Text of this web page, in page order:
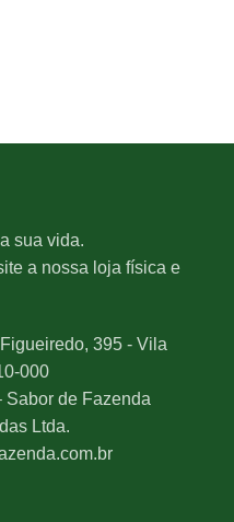
sua vida.
a nossa loja física e
395 - Vila
000
Sabor de Fazenda
Ltda.